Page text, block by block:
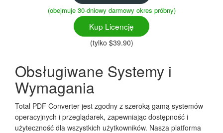
(obejmuje 30-dniowy darmowy okres próbny)
Kup Licencję
(tylko $39.90)
Obsługiwane Systemy i
Wymagania
Total PDF Converter jest zgodny z szeroką gamą systemów
operacyjnych i przeglądarek, zapewniając dostępność i
użyteczność dla wszystkich użytkowników. Nasza platforma